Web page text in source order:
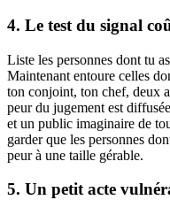
4. Le test du signal
Liste les personnes dont tu
Maintenant entoure celles
ton conjoint, ton chef, deux
peur du jugement est
et un public imaginaire de
garder que les personnes
peur à une taille gérable.
5. Un petit acte